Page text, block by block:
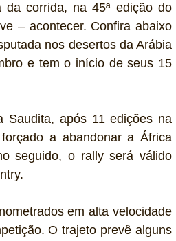
corrida, na 45ª edição do
– acontecer. Confira abaixo
nos desertos da Arábia
e tem o início de seus 15
Saudita, após 11 edições na
a abandonar a África
seguido, o rally será válido
em alta velocidade
O trajeto prevê alguns